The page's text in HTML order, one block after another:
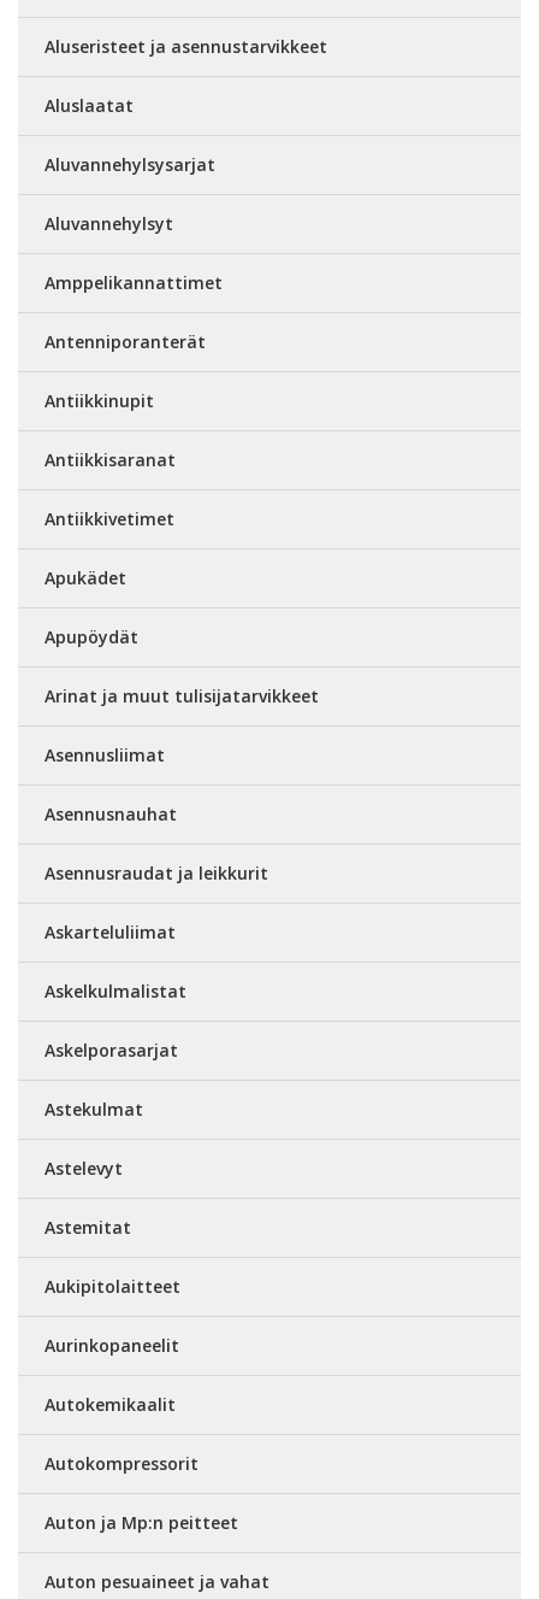
Aluseristeet ja asennustarvikkeet
Aluslaatat
Aluvannehylsysarjat
Aluvannehylsyt
Amppelikannattimet
Antenniporanterät
Antiikkinupit
Antiikkisaranat
Antiikkivetimet
Apukädet
Apupöydät
Arinat ja muut tulisijatarvikkeet
Asennusliimat
Asennusnauhat
Asennusraudat ja leikkurit
Askarteluliimat
Askelkulmalistat
Askelporasarjat
Astekulmat
Astelevyt
Astemitat
Aukipitolaitteet
Aurinkopaneelit
Autokemikaalit
Autokompressorit
Auton ja Mp:n peitteet
Auton pesuaineet ja vahat